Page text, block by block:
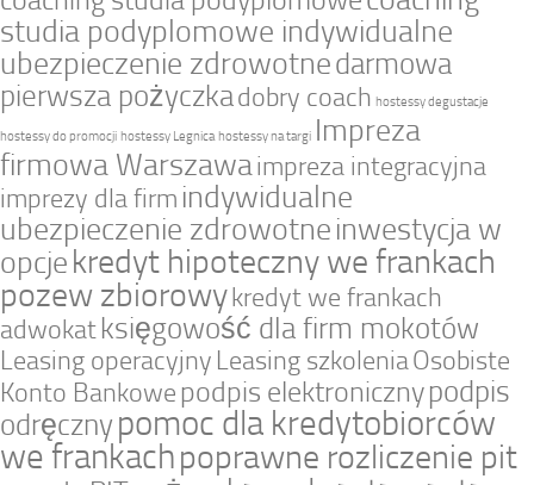
studia podyplomowe indywidualne
ubezpieczenie zdrowotnedarmowa
pierwsza pożyczkadobry coach hostessy degustacje
hostessy do promocji hostessy Legnica hostessy na targi Impreza
firmowa Warszawaimpreza integracyjna
imprezy dla firm indywidualne
ubezpieczenie zdrowotneinwestycja w
opcjekredyt hipoteczny we frankach
pozew zbiorowykredyt we frankach
adwokatksięgowość dla firm mokotów
Leasing operacyjny Leasing szkoleniaOsobiste
Konto Bankowepodpis elektronicznypodpis
odręczny pomoc dla kredytobiorców
we frankachpoprawne rozliczenie pit